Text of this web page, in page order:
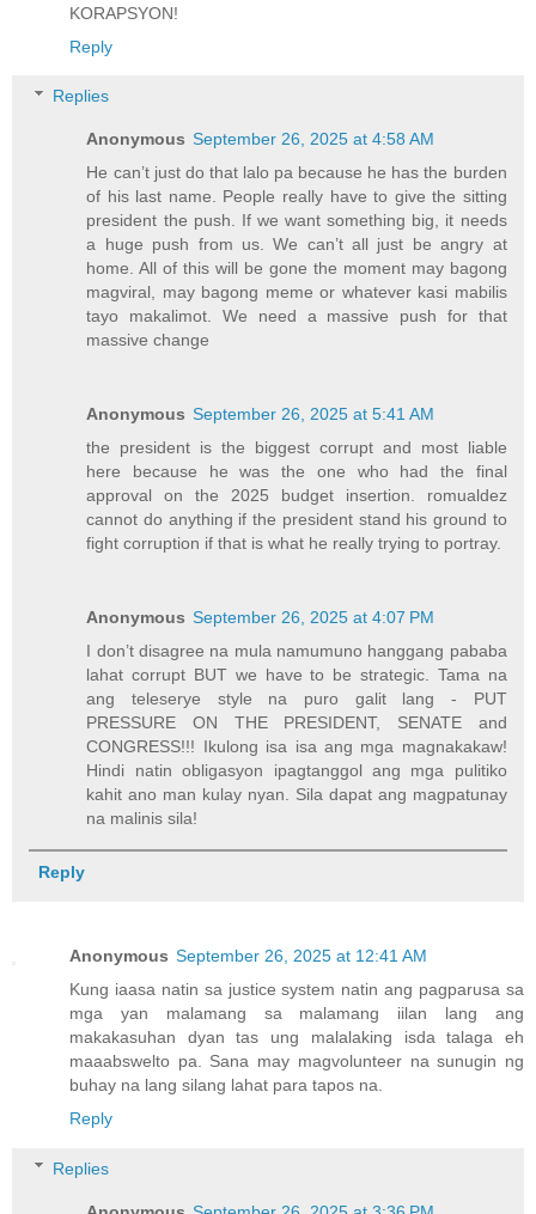
KORAPSYON!
Reply
Replies
Anonymous September 26, 2025 at 4:58 AM
He can’t just do that lalo pa because he has the burden
of his last name. People really have to give the sitting
president the push. If we want something big, it needs
a huge push from us. We can’t all just be angry at
home. All of this will be gone the moment may bagong
magviral, may bagong meme or whatever kasi mabilis
tayo makalimot. We need a massive push for that
massive change
Anonymous September 26, 2025 at 5:41 AM
the president is the biggest corrupt and most liable
here because he was the one who had the final
approval on the 2025 budget insertion. romualdez
cannot do anything if the president stand his ground to
fight corruption if that is what he really trying to portray.
Anonymous September 26, 2025 at 4:07 PM
I don’t disagree na mula namumuno hanggang pababa
lahat corrupt BUT we have to be strategic. Tama na
ang teleserye style na puro galit lang - PUT
PRESSURE ON THE PRESIDENT, SENATE and
CONGRESS!!! Ikulong isa isa ang mga magnakakaw!
Hindi natin obligasyon ipagtanggol ang mga pulitiko
kahit ano man kulay nyan. Sila dapat ang magpatunay
na malinis sila!
Reply
Anonymous September 26, 2025 at 12:41 AM
Kung iaasa natin sa justice system natin ang pagparusa sa
mga yan malamang sa malamang iilan lang ang
makakasuhan dyan tas ung malalaking isda talaga eh
maaabswelto pa. Sana may magvolunteer na sunugin ng
buhay na lang silang lahat para tapos na.
Reply
Replies